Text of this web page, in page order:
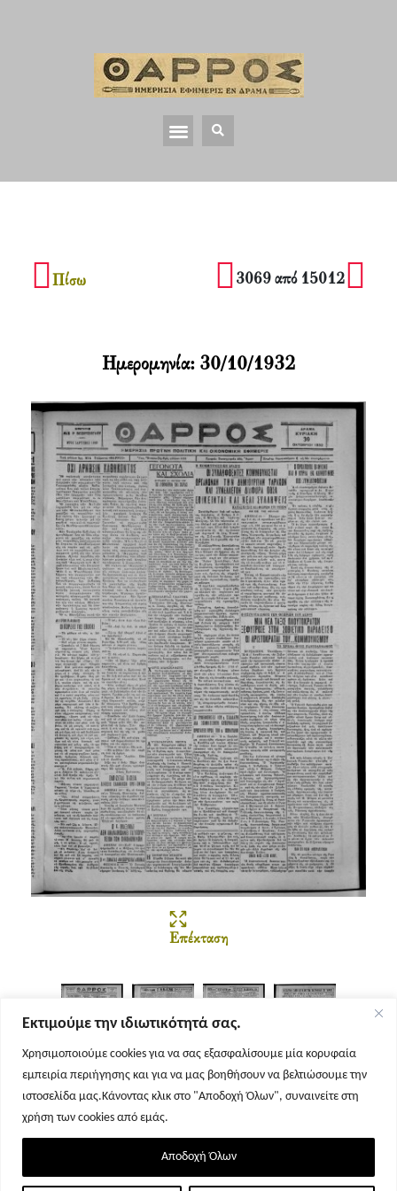
Εκτιμούμε την ιδιωτικότητά σας.
Χρησιμοποιούμε cookies για να σας εξασφαλίσουμε μία κορυφαία
εμπειρία περιήγησης και για να μας βοηθήσουν να βελτιώσουμε την
ιστοσελίδα μας.Κάνοντας κλικ στο "Αποδοχή Όλων", συναινείτε στη
χρήση των cookies από εμάς.
Αποδοχή Όλων
Πίσω 3069 από 15012
Επέκταση
Σελίδα 1 Σελίδα 2 Σελίδα 3 Σελίδα 4
Ημερομηνία: 30/10/1932